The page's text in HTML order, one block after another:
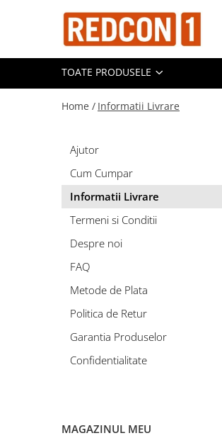
Toate Produsele
Materiale de constructii
Dibluri cu șurub
Echipamente de protectie
Grund pentru tencuiala decorativa
Placi gips carton
Roabe si Betoniere
Sisteme Gips-Carton
Tencuiala decorativa
Termoizolatii
Accesorii pentru termosistem
Vata bazaltica
TOATE PRODUSELE
Home / Informatii Livrare
Ajutor
Cum Cumpar
Informatii Livrare
Termeni si Conditii
Despre noi
FAQ
Metode de Plata
Politica de Retur
Garantia Produselor
Confidentialitate
MAGAZINUL MEU